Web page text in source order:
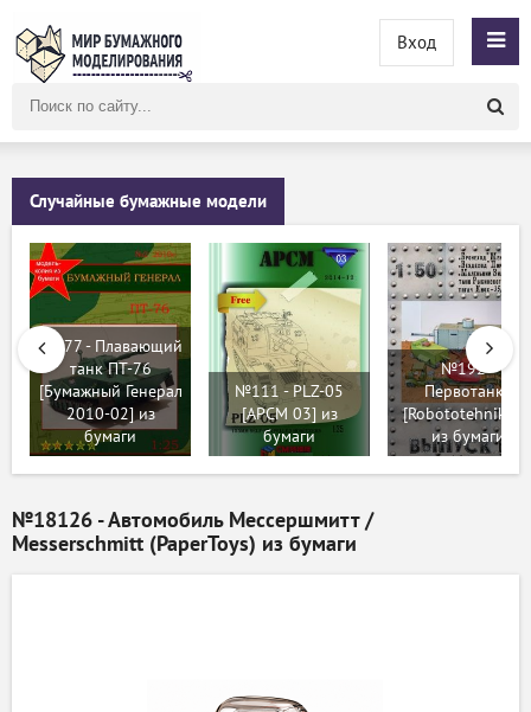
сайту
Вход
Случайные бумажные модели
№677 - Плавающий
танк ПТ-76
[Бумажный Генерал
2010-02] из
бумаги
№111 - PLZ-05
[APCM 03] из
бумаги
№192 -
Первотанки
[Robototehnik
из бумаги
№18126 - Автомобиль Мессершмитт /
Messerschmitt (PaperToys) из бумаги